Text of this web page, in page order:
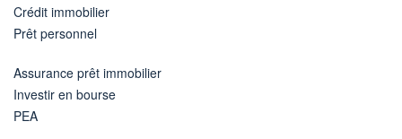
Crédit immobilier
Prêt personnel
Assurance prêt immobilier
Investir en bourse
PEA